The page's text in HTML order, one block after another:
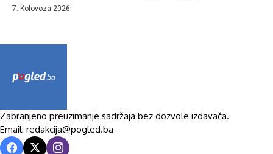
7. Kolovoza 2026.
Zabranjeno preuzimanje sadržaja bez dozvole izdavača.
Email: redakcija@pogled.ba